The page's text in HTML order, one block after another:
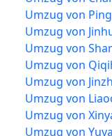
Umzug von
Umzug von
Umzug von
Umzug von
Umzug von
Umzug von
Umzug von
Umzug von